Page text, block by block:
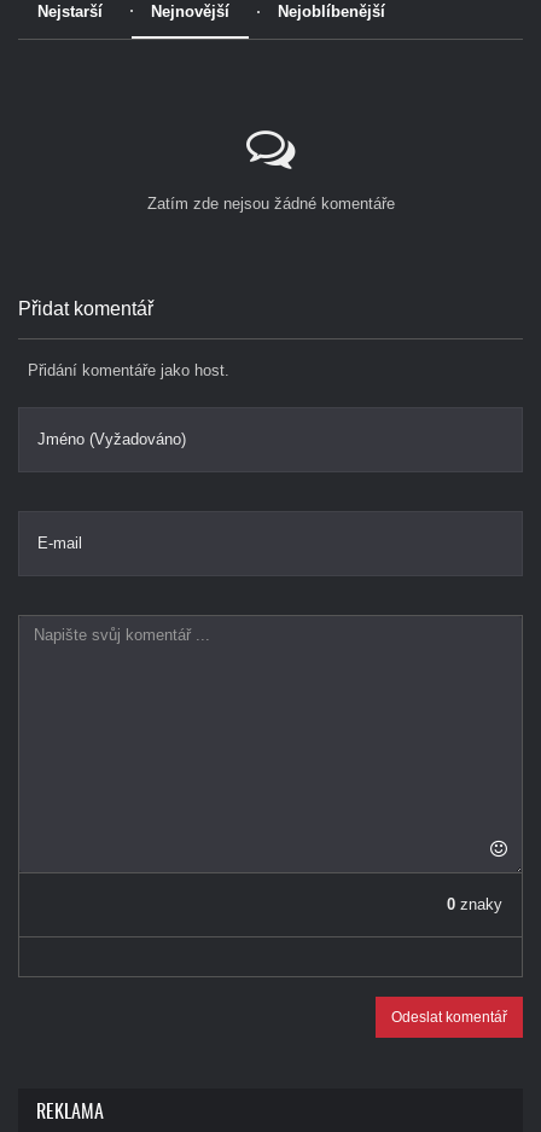
Nejstarší Nejnovější Nejoblíbenější
Zatím zde nejsou žádné komentáře
Přidat komentář
Přidání komentáře jako host.
Jméno (Vyžadováno)
E-mail
0 znaky
Odeslat komentář
REKLAMA